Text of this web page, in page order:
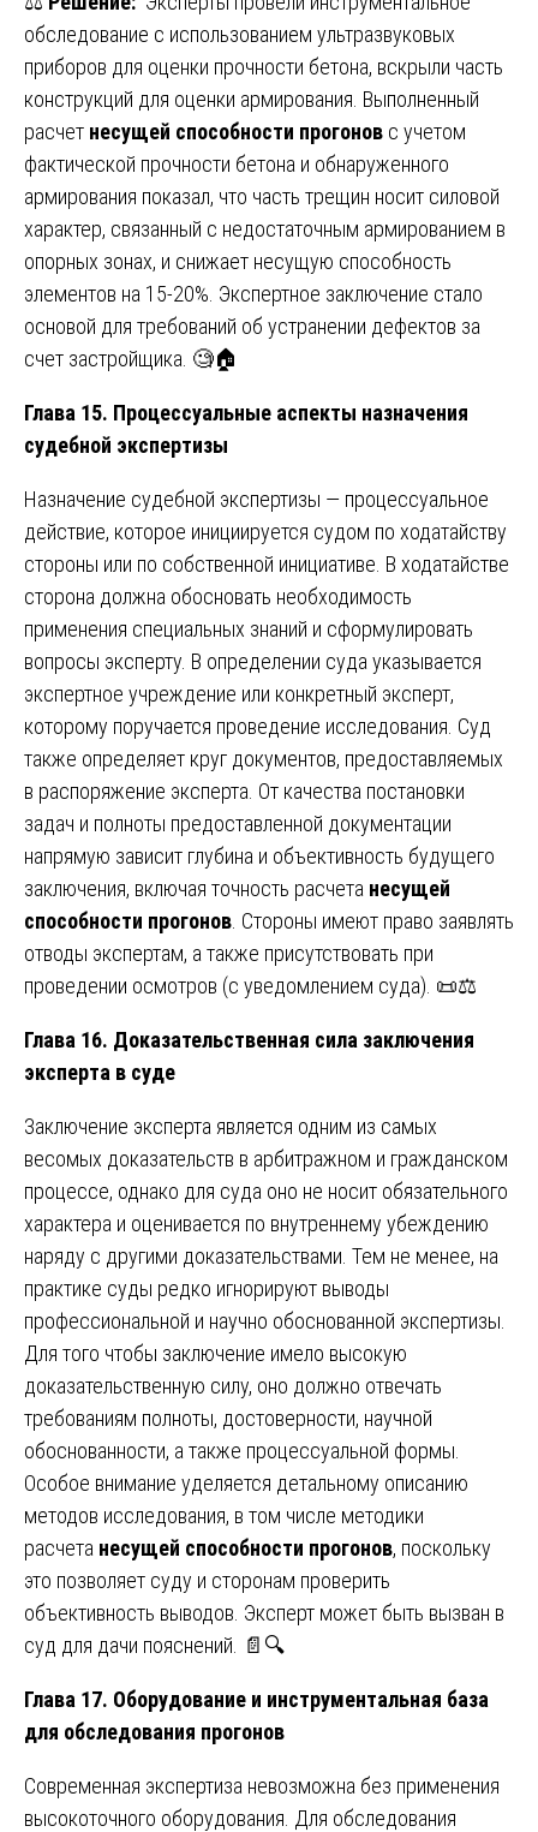
обследование с использованием ультразвуковых
приборов для оценки прочности бетона, вскрыли часть
конструкций для оценки армирования. Выполненный
расчет несущей способности прогонов с учетом
фактической прочности бетона и обнаруженного
армирования показал, что часть трещин носит силовой
характер, связанный с недостаточным армированием в
опорных зонах, и снижает несущую способность
элементов на 15-20%. Экспертное заключение стало
основой для требований об устранении дефектов за
счет застройщика. 🧐🏠
Глава 15. Процессуальные аспекты назначения
судебной экспертизы
Назначение судебной экспертизы — процессуальное
действие, которое инициируется судом по ходатайству
стороны или по собственной инициативе. В ходатайстве
сторона должна обосновать необходимость
применения специальных знаний и сформулировать
вопросы эксперту. В определении суда указывается
экспертное учреждение или конкретный эксперт,
которому поручается проведение исследования. Суд
также определяет круг документов, предоставляемых
в распоряжение эксперта. От качества постановки
задач и полноты предоставленной документации
напрямую зависит глубина и объективность будущего
заключения, включая точность расчета несущей
способности прогонов . Стороны имеют право заявлять
отводы экспертам, а также присутствовать при
проведении осмотров (с уведомлением суда). 📜⚖️
Глава 16. Доказательственная сила заключения
эксперта в суде
Заключение эксперта является одним из самых
весомых доказательств в арбитражном и гражданском
процессе, однако для суда оно не носит обязательного
характера и оценивается по внутреннему убеждению
наряду с другими доказательствами. Тем не менее, на
практике суды редко игнорируют выводы
профессиональной и научно обоснованной экспертизы.
Для того чтобы заключение имело высокую
доказательственную силу, оно должно отвечать
требованиям полноты, достоверности, научной
обоснованности, а также процессуальной формы.
Особое внимание уделяется детальному описанию
методов исследования, в том числе методики
расчета несущей способности прогонов, поскольку
это позволяет суду и сторонам проверить
объективность выводов. Эксперт может быть вызван в
суд для дачи пояснений. 📄🔍
Глава 17. Оборудование и инструментальная база
для обследования прогонов
Современная экспертиза невозможна без применения
высокоточного оборудования. Для обследования